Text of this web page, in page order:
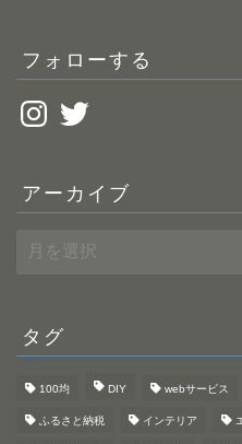
フォローする
Instagram
Twitter
アーカイブ
ー
ブ
タグ
100均 DIY webサービス
ふるさと納税 インテリア